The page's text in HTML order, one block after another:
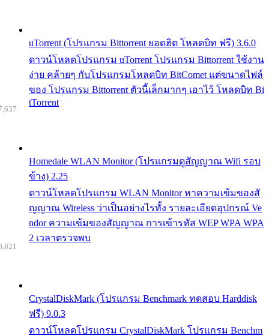
uTorrent (โปรแกรม Bittorrent ยอดฮิต โหลดบิท ฟรี) 3.6.0
ดาวน์โหลดโปรแกรม uTorrent โปรแกรม Bittorrent ใช้งาน
ง่าย คล้ายๆ กับโปรแกรมโหลดบิท BitComet แต่ขนาดไฟล์
ของ โปรแกรม Bittorrent ตัวนี้เล็กมากๆ เอาไว้ โหลดบิท Bi
tTorrent
Homedale WLAN Monitor (โปรแกรมดูสัญญาณ Wifi รอบ
ข้าง) 2.25
ดาวน์โหลดโปรแกรม WLAN Monitor หาความเข้มของสั
ญญาณ Wireless ว่าเป็นอย่างไรทั้ง รายละเอียดอุปกรณ์ Ve
ndor ความเข้มของสัญญาณ การเข้ารหัส WEP WPA WPA
2 เวลาตรวจพบ
CrystalDiskMark (โปรแกรม Benchmark ทดสอบ Harddisk
ฟรี) 9.0.3
ดาวน์โหลดโปรแกรม CrystalDiskMark โปรแกรม Benchm